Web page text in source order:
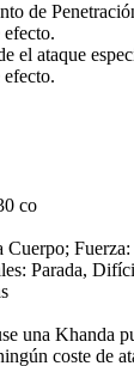
de
efecto.
el ataque
efecto.
co
Cuerpo; Fuerza:
Parada,
una Khanda
coste de